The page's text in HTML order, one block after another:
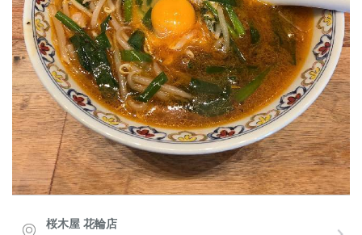
桜木屋 花輪店